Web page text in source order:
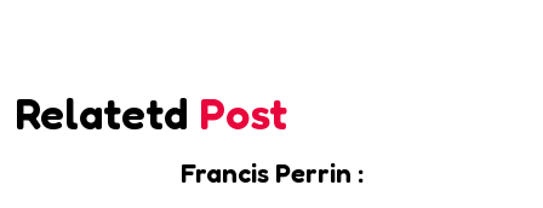
Relatetd Post
Francis Perrin :